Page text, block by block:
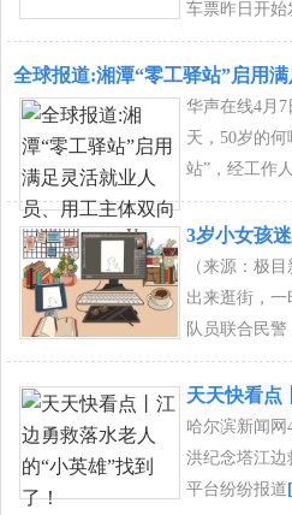
车票昨日开始
全球报道:湘潭“零工驿站”启用
华声在线4月
天，50岁的
站”，经工作
3岁小女孩
（来源：极
出来逛街，
队员联合民
天天快看点
哈尔滨新闻
洪纪念塔江
平台纷纷报道